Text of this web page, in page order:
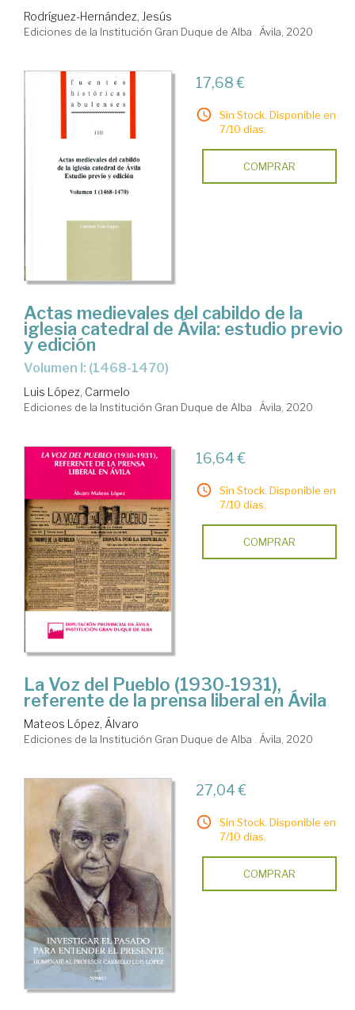
Rodríguez-Hernández, Jesús
Ediciones de la Institución Gran Duque de Alba . Ávila, 2020
17,68 €
Sin Stock. Disponible en
7/10 días.
COMPRAR
Actas medievales del cabildo de la
iglesia catedral de Ávila: estudio previo
y edición
Volumen I: (1468-1470)
Luis López, Carmelo
Ediciones de la Institución Gran Duque de Alba . Ávila, 2020
16,64 €
Sin Stock. Disponible en
7/10 días.
COMPRAR
La Voz del Pueblo (1930-1931),
referente de la prensa liberal en Ávila
Mateos López, Álvaro
Ediciones de la Institución Gran Duque de Alba . Ávila, 2020
27,04 €
Sin Stock. Disponible en
7/10 días.
COMPRAR